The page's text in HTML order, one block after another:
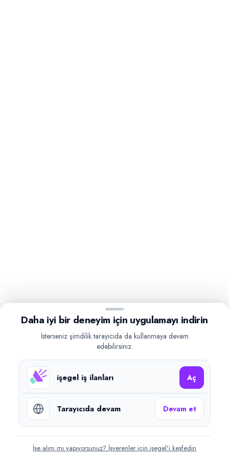
Daha iyi bir deneyim için uygulamayı indirin
İsterseniz şimdilik tarayıcıda da kullanmaya devam
edebilirsiniz.
işegel iş ilanları Aç
Tarayıcıda devam Devam et
İşe alım mı yapıyorsunuz? İşverenler için işegel'i keşfedin